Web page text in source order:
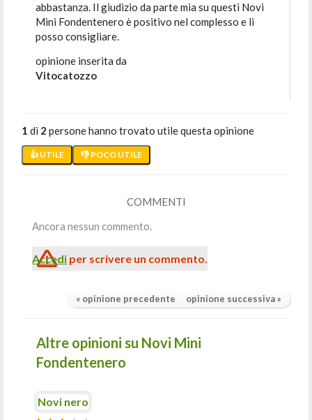
abbastanza. Il giudizio da parte mia su questi Novi
Mini Fondentenero è positivo nel complesso e li
posso consigliare.
opinione inserita da
Vitocatozzo
1 di 2 persone hanno trovato utile questa opinione
👍 UTILE 👎 POCO UTILE
COMMENTI
Ancora nessun commento.
Accedi per scrivere un commento.
« opinione precedente opinione successiva »
Altre opinioni su Novi Mini
Fondentenero
Novi nero